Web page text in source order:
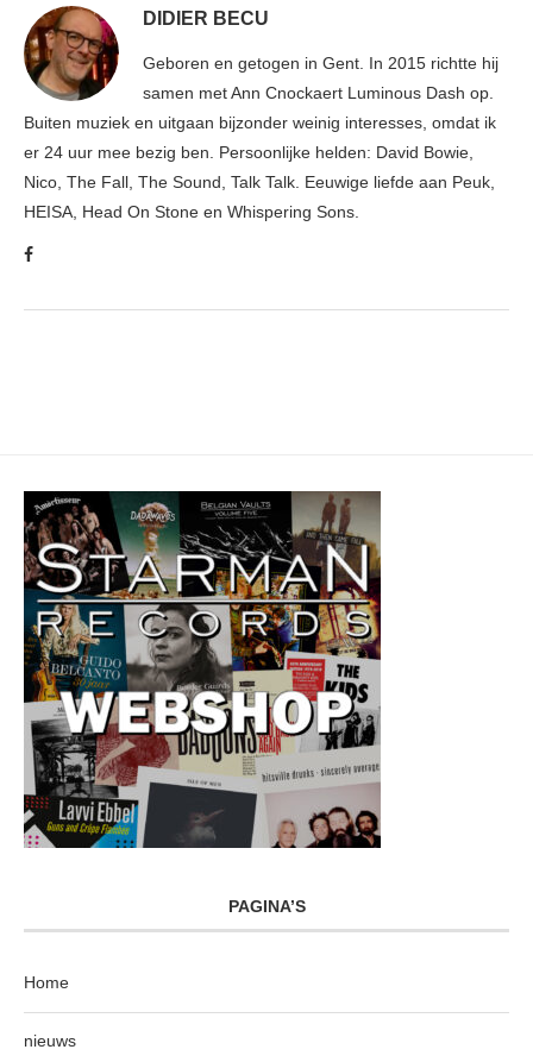
DIDIER BECU
Geboren en getogen in Gent. In 2015 richtte hij
samen met Ann Cnockaert Luminous Dash op.
Buiten muziek en uitgaan bijzonder weinig interesses, omdat ik
er 24 uur mee bezig ben. Persoonlijke helden: David Bowie,
Nico, The Fall, The Sound, Talk Talk. Eeuwige liefde aan Peuk,
HEISA, Head On Stone en Whispering Sons.
PAGINA’S
Home
nieuws